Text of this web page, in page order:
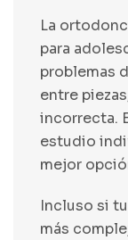
La
para
problemas
entre
incorrecta.
estudio
mejor
Incluso si
más